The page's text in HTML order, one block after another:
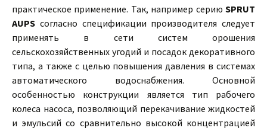
практическое применение. Так, например серию SPRUT
AUPS согласно спецификации производителя следует
применять в сети систем орошения
сельскохозяйственных угодий и посадок декоративного
типа, а также с целью повышения давления в системах
автоматического водоснабжения. Основной
особенностью конструкции является тип рабочего
колеса насоса, позволяющий перекачивание жидкостей
и эмульсий со сравнительно высокой концентрацией